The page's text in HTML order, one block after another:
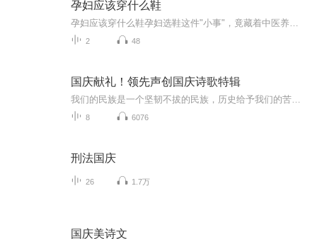
孕妇应该穿什么鞋
2 48
国庆献礼！领先声创国庆诗歌特辑
8 6076
刑法国庆
26 1.7万
国庆美诗文